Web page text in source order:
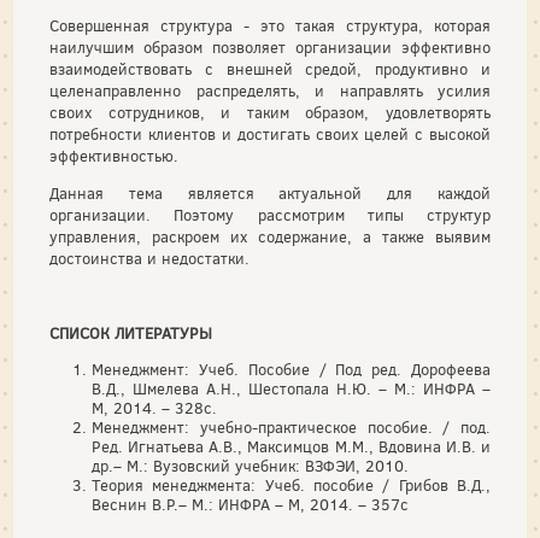
Совершенная структура - это такая структура, которая
наилучшим образом позволяет организации эффективно
взаимодействовать с внешней средой, продуктивно и
целенаправленно распределять, и направлять усилия
своих сотрудников, и таким образом, удовлетворять
потребности клиентов и достигать своих целей с высокой
эффективностью.
Данная тема является актуальной для каждой
организации. Поэтому рассмотрим типы структур
управления, раскроем их содержание, а также выявим
достоинства и недостатки.
СПИСОК ЛИТЕРАТУРЫ
Менеджмент: Учеб. Пособие / Под ред. Дорофеева
В.Д., Шмелева А.Н., Шестопала Н.Ю. – М.: ИНФРА –
М, 2014. – 328с.
Менеджмент: учебно-практическое пособие. / под.
Ред. Игнатьева А.В., Максимцов М.М., Вдовина И.В. и
др.– М.: Вузовский учебник: ВЗФЭИ, 2010.
Теория менеджмента: Учеб. пособие / Грибов В.Д.,
Веснин В.Р.– М.: ИНФРА – М, 2014. – 357с